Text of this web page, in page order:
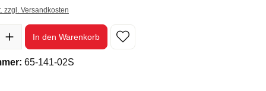
zzgl. Versandkosten
In den Warenkorb
65-141-02S